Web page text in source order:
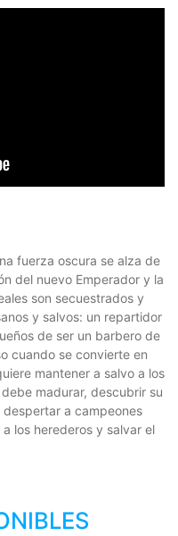
fuerza oscura se alza de
del nuevo Emperador y la
son secuestrados y
y salvos: un repartidor
de ser un barbero de
cuando se convierte en
mantener a salvo a los
madurar, descubrir su
a campeones
los herederos y salvar el